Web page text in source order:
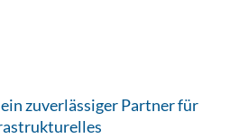
zuverlässiger Partner für